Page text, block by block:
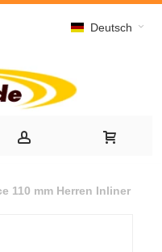
Deutsch
110 mm Herren Inliner